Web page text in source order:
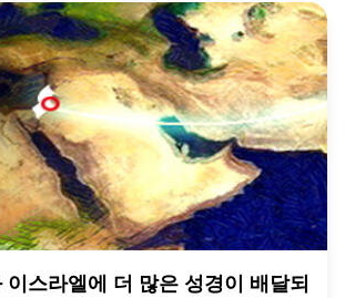
스라엘에 더 많은 성경이 배달되